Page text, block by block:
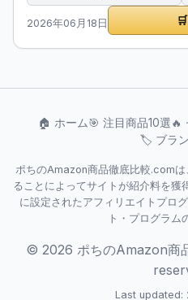
2026年06月18日 🛒
🏠 ホーム🎯 注目商品10選🔥
🏷️ ブラ
ポちのAmazon商品徹底比較.com
ることによってサイトが紹介料を獲
に設定されたアフィリエイトプロ
ト・プログラム
© 2026 ポちのAmazon商
Last